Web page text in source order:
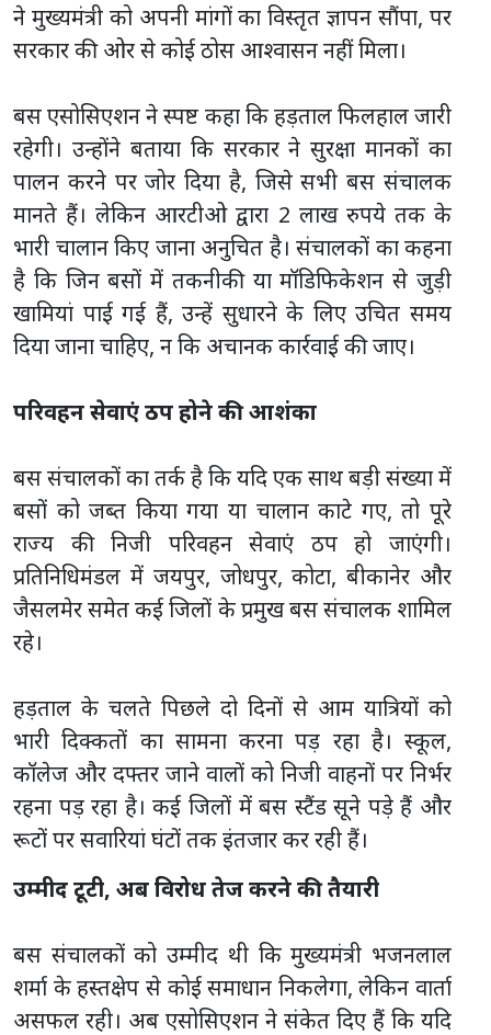
ने मुख्यमंत्री को अपनी मांगों का विस्तृत ज्ञापन सौंपा, पर
सरकार की ओर से कोई ठोस आश्वासन नहीं मिला।
बस एसोसिएशन ने स्पष्ट कहा कि हड़ताल फिलहाल जारी
रहेगी। उन्होंने बताया कि सरकार ने सुरक्षा मानकों का
पालन करने पर जोर दिया है, जिसे सभी बस संचालक
मानते हैं। लेकिन आरटीओ द्वारा 2 लाख रुपये तक के
भारी चालान किए जाना अनुचित है। संचालकों का कहना
है कि जिन बसों में तकनीकी या मॉडिफिकेशन से जुड़ी
खामियां पाई गई हैं, उन्हें सुधारने के लिए उचित समय
दिया जाना चाहिए, न कि अचानक कार्रवाई की जाए।
परिवहन सेवाएं ठप होने की आशंका
बस संचालकों का तर्क है कि यदि एक साथ बड़ी संख्या में
बसों को जब्त किया गया या चालान काटे गए, तो पूरे
राज्य की निजी परिवहन सेवाएं ठप हो जाएंगी।
प्रतिनिधिमंडल में जयपुर, जोधपुर, कोटा, बीकानेर और
जैसलमेर समेत कई जिलों के प्रमुख बस संचालक शामिल
रहे।
हड़ताल के चलते पिछले दो दिनों से आम यात्रियों को
भारी दिक्कतों का सामना करना पड़ रहा है। स्कूल,
कॉलेज और दफ्तर जाने वालों को निजी वाहनों पर निर्भर
रहना पड़ रहा है। कई जिलों में बस स्टैंड सूने पड़े हैं और
रूटों पर सवारियां घंटों तक इंतजार कर रही हैं।
उम्मीद टूटी, अब विरोध तेज करने की तैयारी
बस संचालकों को उम्मीद थी कि मुख्यमंत्री भजनलाल
शर्मा के हस्तक्षेप से कोई समाधान निकलेगा, लेकिन वार्ता
असफल रही। अब एसोसिएशन ने संकेत दिए हैं कि यदि